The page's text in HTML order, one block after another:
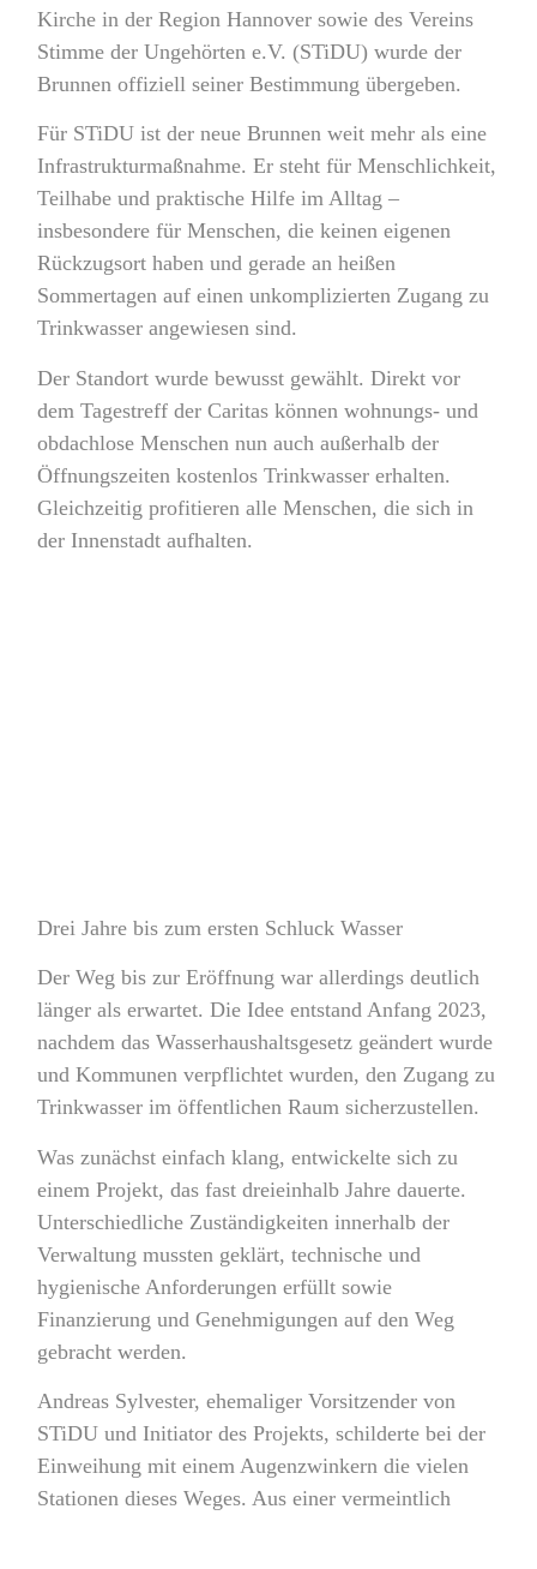
Kirche in der Region Hannover sowie des Vereins
Stimme der Ungehörten e.V. (STiDU) wurde der
Brunnen offiziell seiner Bestimmung übergeben.
Für STiDU ist der neue Brunnen weit mehr als eine
Infrastrukturmaßnahme. Er steht für Menschlichkeit,
Teilhabe und praktische Hilfe im Alltag –
insbesondere für Menschen, die keinen eigenen
Rückzugsort haben und gerade an heißen
Sommertagen auf einen unkomplizierten Zugang zu
Trinkwasser angewiesen sind.
Der Standort wurde bewusst gewählt. Direkt vor
dem Tagestreff der Caritas können wohnungs- und
obdachlose Menschen nun auch außerhalb der
Öffnungszeiten kostenlos Trinkwasser erhalten.
Gleichzeitig profitieren alle Menschen, die sich in
der Innenstadt aufhalten.
Drei Jahre bis zum ersten Schluck Wasser
Der Weg bis zur Eröffnung war allerdings deutlich
länger als erwartet. Die Idee entstand Anfang 2023,
nachdem das Wasserhaushaltsgesetz geändert wurde
und Kommunen verpflichtet wurden, den Zugang zu
Trinkwasser im öffentlichen Raum sicherzustellen.
Was zunächst einfach klang, entwickelte sich zu
einem Projekt, das fast dreieinhalb Jahre dauerte.
Unterschiedliche Zuständigkeiten innerhalb der
Verwaltung mussten geklärt, technische und
hygienische Anforderungen erfüllt sowie
Finanzierung und Genehmigungen auf den Weg
gebracht werden.
Andreas Sylvester, ehemaliger Vorsitzender von
STiDU und Initiator des Projekts, schilderte bei der
Einweihung mit einem Augenzwinkern die vielen
Stationen dieses Weges. Aus einer vermeintlich